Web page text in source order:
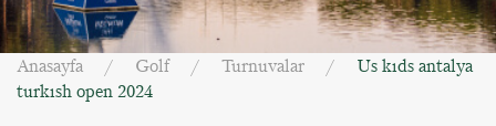
Anasayfa Golf Turnuvalar
Us kıds antalya
turkısh open 2024